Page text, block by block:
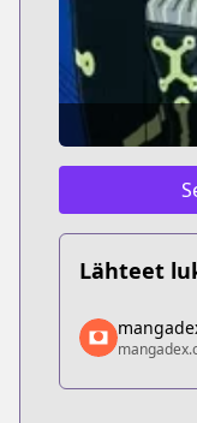
Lähteet
https://